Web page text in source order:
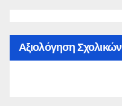
Αξιολόγηση